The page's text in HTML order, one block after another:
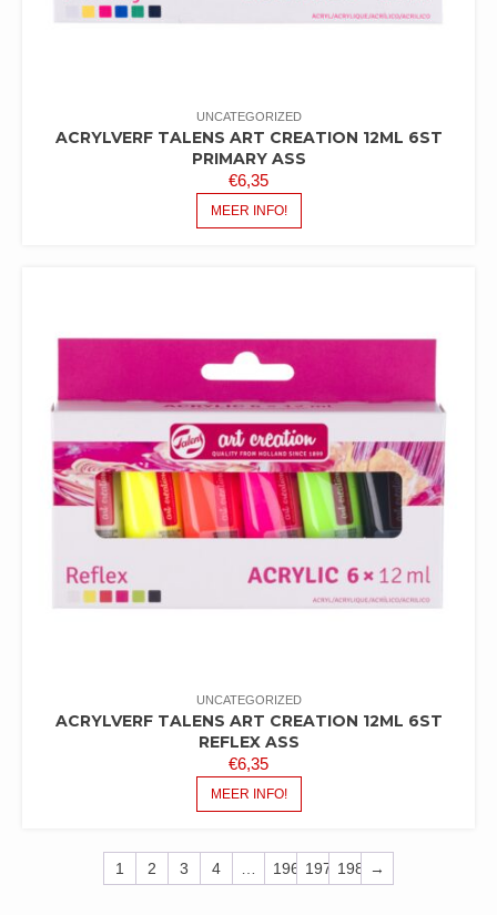
UNCATEGORIZED
ACRYLVERF TALENS ART CREATION 12ML 6ST
PRIMARY ASS
€6,35
MEER INFO!
UNCATEGORIZED
ACRYLVERF TALENS ART CREATION 12ML 6ST
REFLEX ASS
€6,35
MEER INFO!
1 2 3 4 … 196 197 198 →